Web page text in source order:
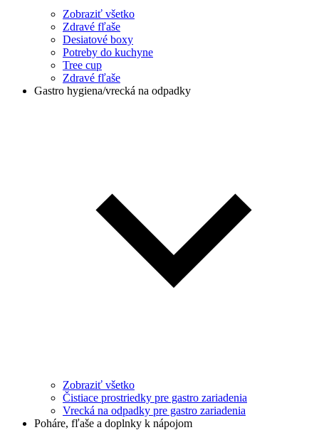
Zobraziť všetko
Zdravé fľaše
Desiatové boxy
Potreby do kuchyne
Tree cup
Zdravé fľaše
Gastro hygiena/vrecká na odpadky
Zobraziť všetko
Čistiace prostriedky pre gastro zariadenia
Vrecká na odpadky pre gastro zariadenia
Poháre, fľaše a doplnky k nápojom